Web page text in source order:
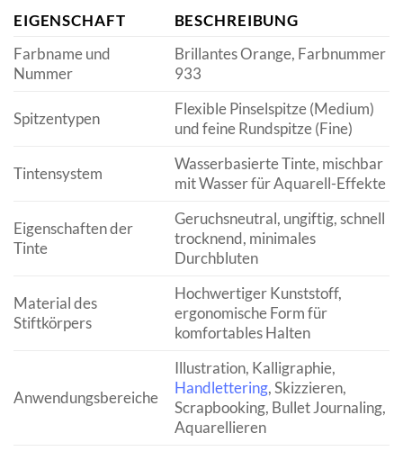
EIGENSCHAFT
BESCHREIBUNG
Farbname und
Nummer
Brillantes Orange, Farbnummer
933
Spitzentypen
Flexible Pinselspitze (Medium)
und feine Rundspitze (Fine)
Tintensystem
Wasserbasierte Tinte, mischbar
mit Wasser für Aquarell-Effekte
Eigenschaften der
Tinte
Geruchsneutral, ungiftig, schnell
trocknend, minimales
Durchbluten
Material des
Stiftkörpers
Hochwertiger Kunststoff,
ergonomische Form für
komfortables Halten
Anwendungsbereiche
Illustration, Kalligraphie,
Handlettering, Skizzieren,
Scrapbooking, Bullet Journaling,
Aquarellieren